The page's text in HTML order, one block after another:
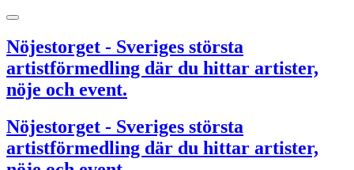
Nöjestorget - Sveriges största
artistförmedling där du hittar artister,
nöje och event.
Nöjestorget - Sveriges största
artistförmedling där du hittar artister,